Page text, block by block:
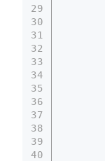
29
30
31
32
33
34
35
36
37
38
39
40